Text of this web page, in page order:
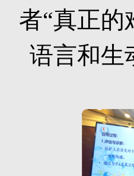
者“真正的
语言和生